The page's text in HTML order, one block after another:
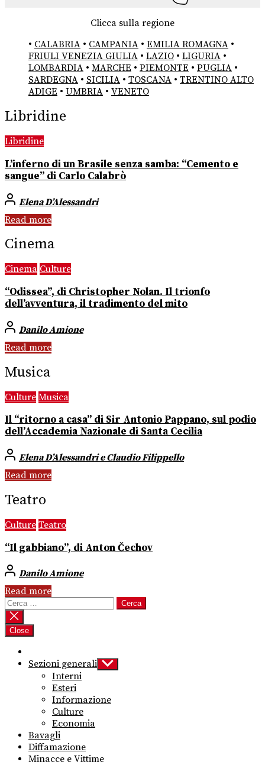
Clicca sulla regione
• CALABRIA • CAMPANIA • EMILIA ROMAGNA •
FRIULI VENEZIA GIULIA • LAZIO • LIGURIA •
LOMBARDIA • MARCHE • PIEMONTE • PUGLIA •
SARDEGNA • SICILIA • TOSCANA • TRENTINO ALTO
ADIGE • UMBRIA • VENETO
Libridine
Libridine
L’inferno di un Brasile senza samba: “Cemento e
sangue” di Carlo Calabrò
Elena D’Alessandri
Read more
Cinema
Cinema Culture
“Odissea”, di Christopher Nolan. Il trionfo
dell’avventura, il tradimento del mito
Danilo Amione
Read more
Musica
Culture Musica
Il “ritorno a casa” di Sir Antonio Pappano, sul podio
dell’Accademia Nazionale di Santa Cecilia
Elena D’Alessandri e Claudio Filippello
Read more
Teatro
Culture Teatro
“Il gabbiano”, di Anton Čechov
Danilo Amione
Read more
Ricerca
per:
Close
Sezioni generali Show
sub
Interni
Esteri
Informazione
Culture
Economia
Bavagli
Diffamazione
Minacce e Vittime